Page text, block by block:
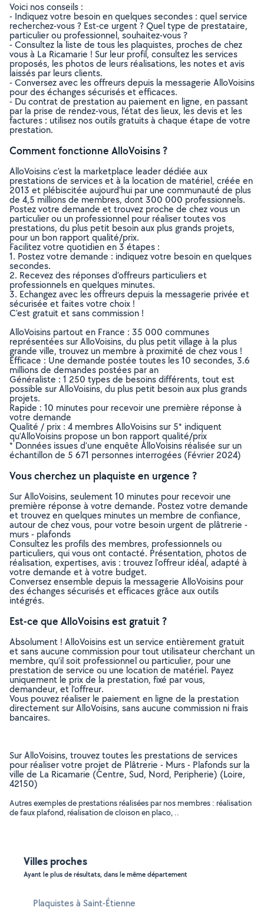
Voici nos conseils :
- Indiquez votre besoin en quelques secondes : quel service
recherchez-vous ? Est-ce urgent ? Quel type de prestataire,
particulier ou professionnel, souhaitez-vous ?
- Consultez la liste de tous les plaquistes, proches de chez
vous à La Ricamarie ! Sur leur profil, consultez les services
proposés, les photos de leurs réalisations, les notes et avis
laissés par leurs clients.
- Conversez avec les offreurs depuis la messagerie AlloVoisins
pour des échanges sécurisés et efficaces.
- Du contrat de prestation au paiement en ligne, en passant
par la prise de rendez-vous, l’état des lieux, les devis et les
factures : utilisez nos outils gratuits à chaque étape de votre
prestation.
Comment fonctionne AlloVoisins ?
AlloVoisins c’est la marketplace leader dédiée aux
prestations de services et à la location de matériel, créée en
2013 et plébiscitée aujourd’hui par une communauté de plus
de 4,5 millions de membres, dont 300 000 professionnels.
Postez votre demande et trouvez proche de chez vous un
particulier ou un professionnel pour réaliser toutes vos
prestations, du plus petit besoin aux plus grands projets,
pour un bon rapport qualité/prix.
Facilitez votre quotidien en 3 étapes :
1. Postez votre demande : indiquez votre besoin en quelques
secondes.
2. Recevez des réponses d’offreurs particuliers et
professionnels en quelques minutes.
3. Echangez avec les offreurs depuis la messagerie privée et
sécurisée et faites votre choix !
C’est gratuit et sans commission !
AlloVoisins partout en France : 35 000 communes
représentées sur AlloVoisins, du plus petit village à la plus
grande ville, trouvez un membre à proximité de chez vous !
Efficace : Une demande postée toutes les 10 secondes, 3.6
millions de demandes postées par an
Généraliste : 1 250 types de besoins différents, tout est
possible sur AlloVoisins, du plus petit besoin aux plus grands
projets.
Rapide : 10 minutes pour recevoir une première réponse à
votre demande
Qualité / prix : 4 membres AlloVoisins sur 5* indiquent
qu’AlloVoisins propose un bon rapport qualité/prix
* Données issues d’une enquête AlloVoisins réalisée sur un
échantillon de 5 671 personnes interrogées (Février 2024)
Vous cherchez un plaquiste en urgence ?
Sur AlloVoisins, seulement 10 minutes pour recevoir une
première réponse à votre demande. Postez votre demande
et trouvez en quelques minutes un membre de confiance,
autour de chez vous, pour votre besoin urgent de plâtrerie -
murs - plafonds
Consultez les profils des membres, professionnels ou
particuliers, qui vous ont contacté. Présentation, photos de
réalisation, expertises, avis : trouvez l'offreur idéal, adapté à
votre demande et à votre budget.
Conversez ensemble depuis la messagerie AlloVoisins pour
des échanges sécurisés et efficaces grâce aux outils
intégrés.
Est-ce que AlloVoisins est gratuit ?
Absolument ! AlloVoisins est un service entièrement gratuit
et sans aucune commission pour tout utilisateur cherchant un
membre, qu’il soit professionnel ou particulier, pour une
prestation de service ou une location de matériel. Payez
uniquement le prix de la prestation, fixé par vous,
demandeur, et l’offreur.
Vous pouvez réaliser le paiement en ligne de la prestation
directement sur AlloVoisins, sans aucune commission ni frais
bancaires.
Sur AlloVoisins, trouvez toutes les prestations de services
pour réaliser votre projet de Plâtrerie - Murs - Plafonds sur la
ville de La Ricamarie (Centre, Sud, Nord, Peripherie) (Loire,
42150)
Autres exemples de prestations réalisées par nos membres : réalisation
de faux plafond, réalisation de cloison en placo, ..
Villes proches
Ayant le plus de résultats, dans le même département
Plaquistes à Saint-Étienne